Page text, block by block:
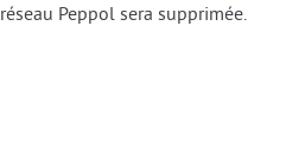
réseau Peppol sera supprimée.